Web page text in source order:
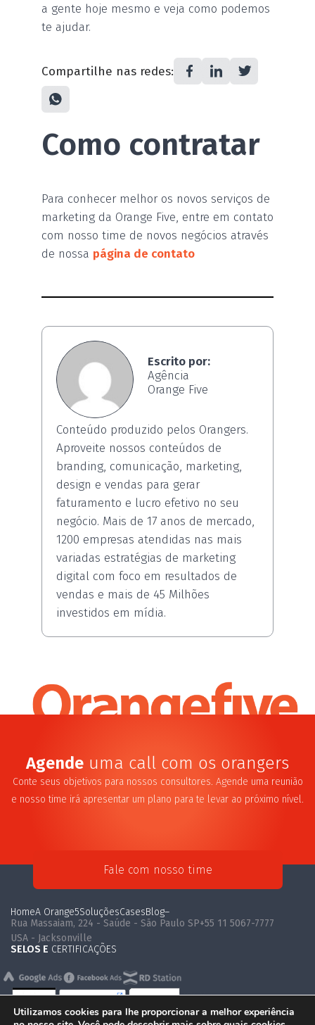
a gente hoje mesmo e veja como podemos
te ajudar.
Compartilhe nas redes:
Como contratar
Para conhecer melhor os novos serviços de
marketing da Orange Five, entre em contato
com nosso time de novos negócios através
de nossa página de contato
Escrito por:
Agência
Orange Five
Conteúdo produzido pelos Orangers.
Aproveite nossos conteúdos de
branding, comunicação, marketing,
design e vendas para gerar
faturamento e lucro efetivo no seu
negócio. Mais de 17 anos de mercado,
1200 empresas atendidas nas mais
variadas estratégias de marketing
digital com foco em resultados de
vendas e mais de 45 Milhões
investidos em mídia.
Agende uma call com os orangers
Conte seus objetivos para nossos consultores. Agende uma reunião
e nosso time irá apresentar um plano para te levar ao próximo nível.
Fale com nosso time
HomeA Orange5SoluçõesCasesBlog–
Rua Massaiam, 224 - Saúde - São Paulo SP
USA - Jacksonville
+55 11 5067-7777
SELOS E CERTIFICAÇÕES
Utilizamos cookies para lhe proporcionar a melhor experiência